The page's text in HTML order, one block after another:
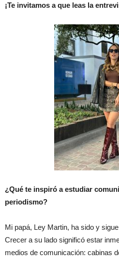
¡Te invitamos a que leas la
¿Qué te inspiró a estudiar
periodismo?
Mi papá, Ley Martin, ha sido y
Crecer a su lado significó estar
medios de comunicación: cabinas